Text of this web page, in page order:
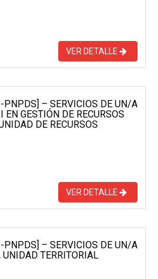
VER DETALLE
– SERVICIOS DE UN/A
GESTIÓN DE RECURSOS
DE RECURSOS
VER DETALLE
– SERVICIOS DE UN/A
TERRITORIAL